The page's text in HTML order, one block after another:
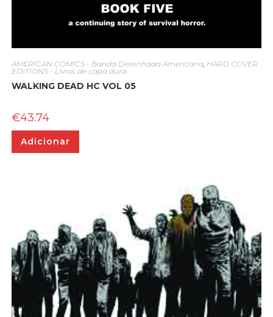
AMERICAN COMICS - Banda Desenhada Americana, HARD COVER
EDITIONS - Livros de capa dura
WALKING DEAD HC VOL 05
€43.74
Adicionar